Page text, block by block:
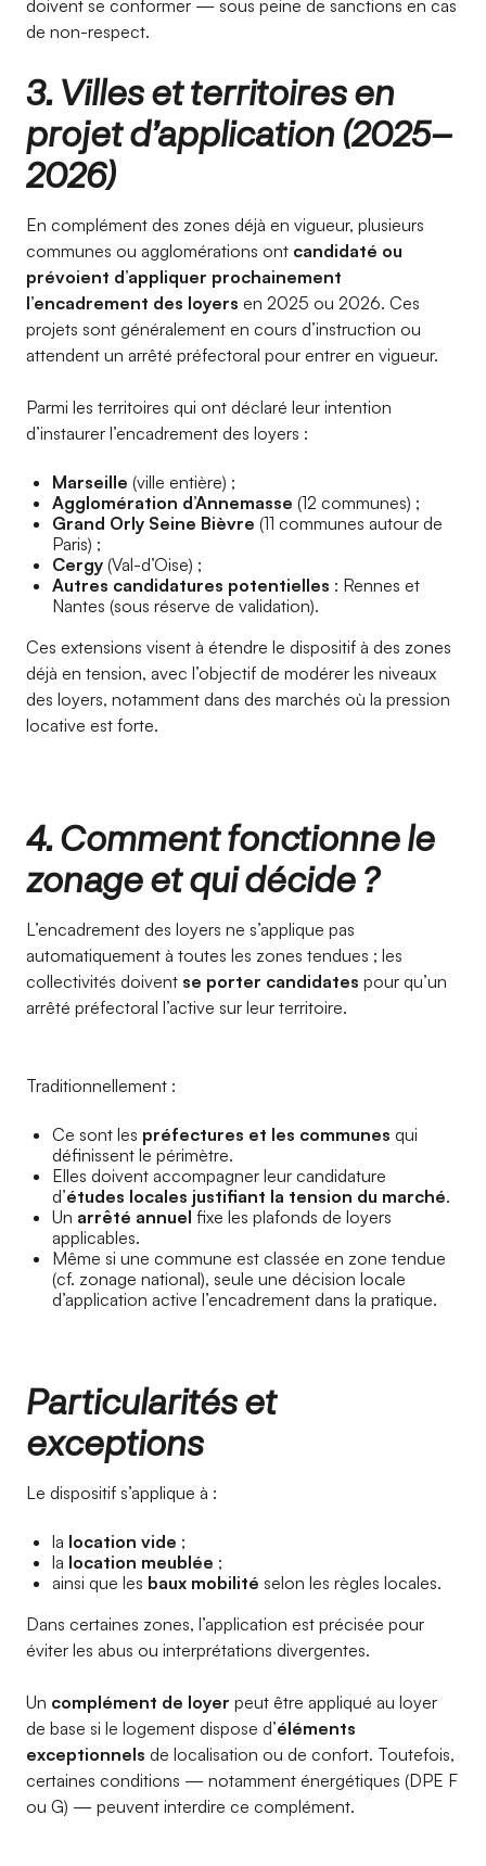
doivent se conformer — sous peine de sanctions en cas
de non-respect.
3. Villes et territoires en
projet d’application (2025–
2026)
En complément des zones déjà en vigueur, plusieurs
communes ou agglomérations ont candidaté ou
prévoient d’appliquer prochainement
l’encadrement des loyers en 2025 ou 2026. Ces
projets sont généralement en cours d’instruction ou
attendent un arrêté préfectoral pour entrer en vigueur.
Parmi les territoires qui ont déclaré leur intention
d’instaurer l’encadrement des loyers :
Marseille (ville entière) ;
Agglomération d’Annemasse (12 communes) ;
Grand Orly Seine Bièvre (11 communes autour de
Paris) ;
Cergy (Val-d’Oise) ;
Autres candidatures potentielles : Rennes et
Nantes (sous réserve de validation).
Ces extensions visent à étendre le dispositif à des zones
déjà en tension, avec l’objectif de modérer les niveaux
des loyers, notamment dans des marchés où la pression
locative est forte.
4. Comment fonctionne le
zonage et qui décide ?
L’encadrement des loyers ne s’applique pas
automatiquement à toutes les zones tendues ; les
collectivités doivent se porter candidates pour qu’un
arrêté préfectoral l’active sur leur territoire.
Traditionnellement :
Ce sont les préfectures et les communes qui
définissent le périmètre.
Elles doivent accompagner leur candidature
d’études locales justifiant la tension du marché.
Un arrêté annuel fixe les plafonds de loyers
applicables.
Même si une commune est classée en zone tendue
(cf. zonage national), seule une décision locale
d’application active l’encadrement dans la pratique.
Particularités et
exceptions
Le dispositif s’applique à :
la location vide ;
la location meublée ;
ainsi que les baux mobilité selon les règles locales.
Dans certaines zones, l’application est précisée pour
éviter les abus ou interprétations divergentes.
Un complément de loyer peut être appliqué au loyer
de base si le logement dispose d’éléments
exceptionnels de localisation ou de confort. Toutefois,
certaines conditions — notamment énergétiques (DPE F
ou G) — peuvent interdire ce complément.